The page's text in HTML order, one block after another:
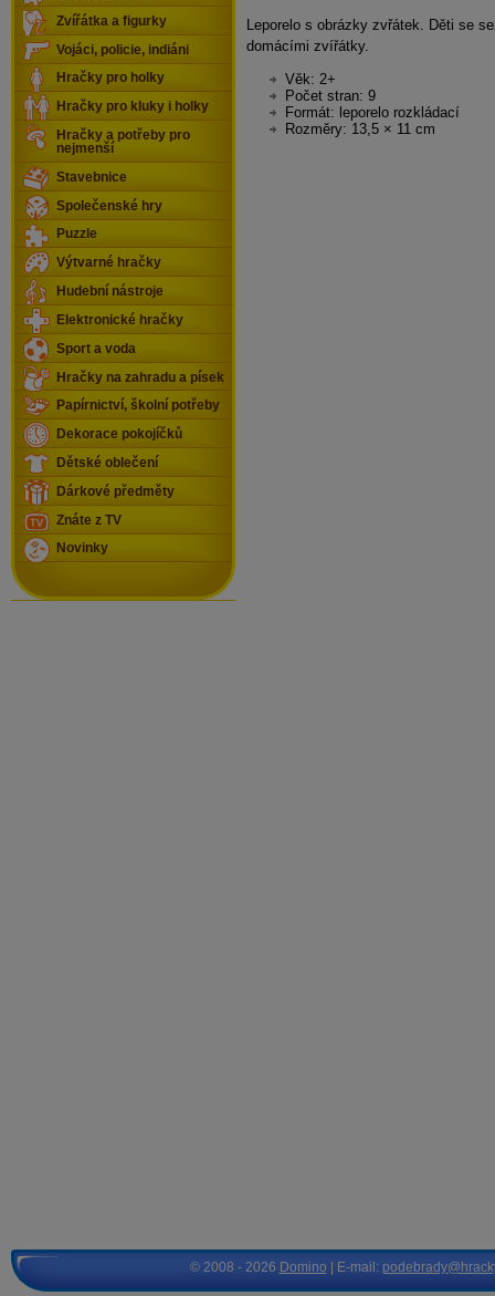
Leporelo s obrázky zvřátek. Děti se
domácími zvířátky.
Věk: 2+
Počet stran: 9
Formát: leporelo rozkládací
Rozměry: 13,5 × 11 cm
Zvířátka a figurky
Vojáci, policie, indiáni
Hračky pro holky
Hračky pro kluky i holky
Hračky a potřeby pro
nejmenší
Stavebnice
Společenské hry
Puzzle
Výtvarné hračky
Hudební nástroje
Elektronické hračky
Sport a voda
Hračky na zahradu a písek
Papírnictví, školní potřeby
Dekorace pokojíčků
Dětské oblečení
Dárkové předměty
Znáte z TV
Novinky
© 2008 - 2026 Domino | E-mail: